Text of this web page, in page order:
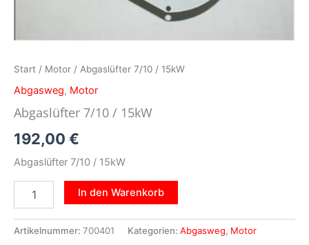
Start / Motor / Abgaslüfter 7/10 / 15kW
Abgasweg, Motor
Abgaslüfter 7/10 / 15kW
192,00 €
Abgaslüfter 7/10 / 15kW
In den Warenkorb
Artikelnummer: 700401 Kategorien: Abgasweg, Motor